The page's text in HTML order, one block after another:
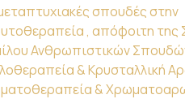
σπουδές στην
, απόφοιτη της
Ανθρωπιστικών
& Κρυσταλλική
&